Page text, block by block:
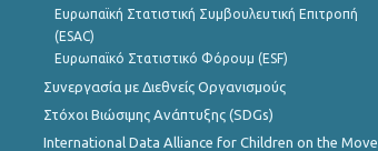
Ευρωπαϊκή Στατιστική Συμβουλευτική Επιτροπή
(ESAC)
Ευρωπαϊκό Στατιστικό Φόρουμ (ESF)
Συνεργασία με Διεθνείς Οργανισμούς
Στόχοι Βιώσιμης Ανάπτυξης (SDGs)
International Data Alliance for Children on the Move